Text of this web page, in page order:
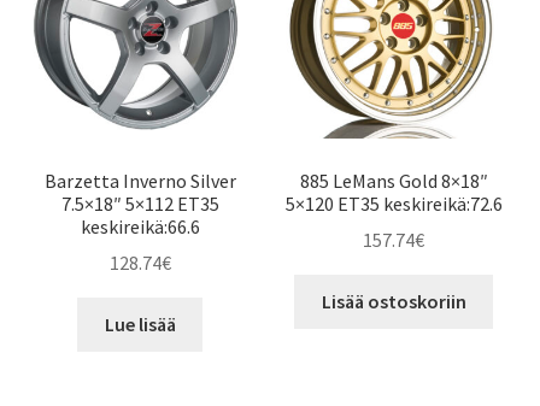
Barzetta Inverno Silver
7.5×18″ 5×112 ET35
keskireikä:66.6
128.74€
Lue lisää
885 LeMans Gold 8×18″
5×120 ET35 keskireikä:72.6
157.74€
Lisää ostoskoriin